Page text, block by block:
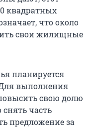
квадратных
что около
свои жилищные
планируется
Для выполнения
свою долю
часть
предложение за